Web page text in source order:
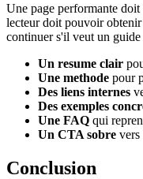
Une page performante
lecteur doit pouvoir obtenir
continuer s'il veut un guide
Un resume clair
Une methode pour
Des liens internes
Des exemples
Une FAQ qui
Un CTA sobre vers
Conclusion